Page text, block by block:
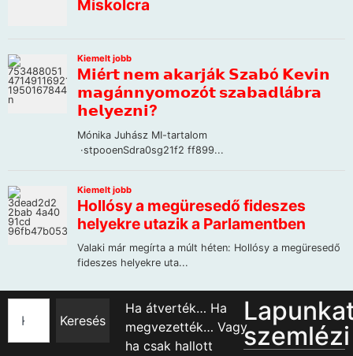
Keresés
Ha átverték… Ha
megvezették… Vagy
ha csak hallott
szemlézi